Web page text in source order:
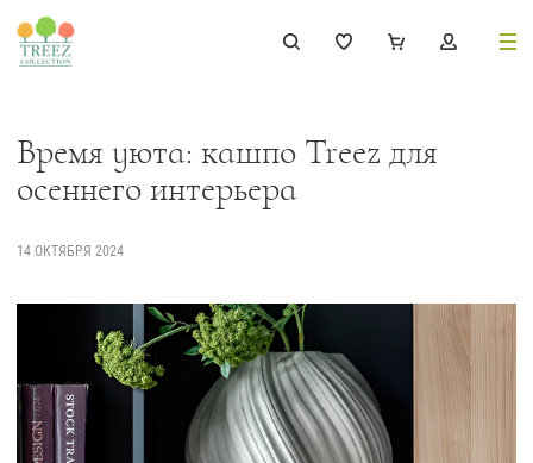
Каталог
Деревья 239
Растения, кусты, мох и трава 221
Ампельные растения 70
Время уюта: кашпо Treez для
осеннего интерьера
14 ОКТЯБРЯ 2024